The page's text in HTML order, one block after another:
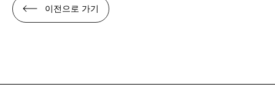
이전으로 가기